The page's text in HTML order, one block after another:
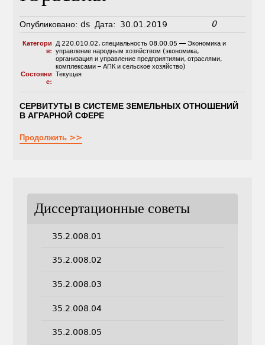
Опубликовано: ds Дата: 30.01.2019 0
Категори
я:
Д 220.010.02, специальность 08.00.05 — Экономика и
управление народным хозяйством (экономика,
организация и управление предприятиями, отраслями,
комплексами – АПК и сельское хозяйство)
Состояни
е:
Текущая
СЕРВИТУТЫ В СИСТЕМЕ ЗЕМЕЛЬНЫХ ОТНОШЕНИЙ
В АГРАРНОЙ СФЕРЕ
Продолжить >>
Диссертационные советы
35.2.008.01
35.2.008.02
35.2.008.03
35.2.008.04
35.2.008.05